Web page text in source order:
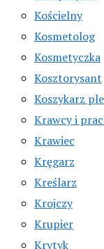
Kościelny
Kosmetolog
Kosmetyczka
Kosztorysant
Koszykarz
Krawcy i
Krawiec
Kręgarz
Kreślarz
Krojczy
Krupier
Krytyk